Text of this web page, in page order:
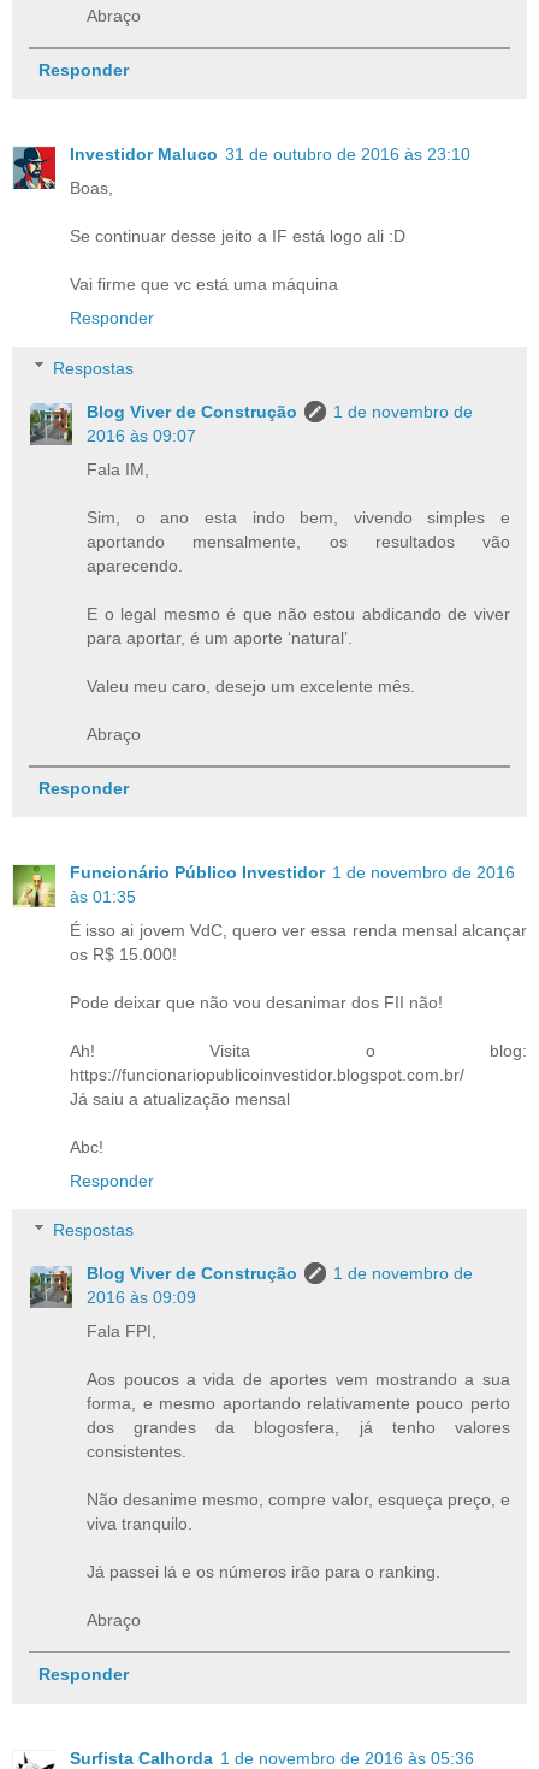
Abraço
Responder
Investidor Maluco 31 de outubro de 2016 às 23:10
Boas,
Se continuar desse jeito a IF está logo ali :D
Vai firme que vc está uma máquina
Responder
Respostas
Blog Viver de Construção
1 de novembro de
2016 às 09:07
Fala IM,
Sim, o ano esta indo bem, vivendo simples e
aportando mensalmente, os resultados vão
aparecendo.
E o legal mesmo é que não estou abdicando de viver
para aportar, é um aporte ‘natural’.
Valeu meu caro, desejo um excelente mês.
Abraço
Responder
Funcionário Público Investidor 1 de novembro de 2016
às 01:35
É isso ai jovem VdC, quero ver essa renda mensal alcançar
os R$ 15.000!
Pode deixar que não vou desanimar dos FII não!
Ah! Visita o blog:
https://funcionariopublicoinvestidor.blogspot.com.br/
Já saiu a atualização mensal
Abc!
Responder
Respostas
Blog Viver de Construção
1 de novembro de
2016 às 09:09
Fala FPI,
Aos poucos a vida de aportes vem mostrando a sua
forma, e mesmo aportando relativamente pouco perto
dos grandes da blogosfera, já tenho valores
consistentes.
Não desanime mesmo, compre valor, esqueça preço, e
viva tranquilo.
Já passei lá e os números irão para o ranking.
Abraço
Responder
Surfista Calhorda 1 de novembro de 2016 às 05:36